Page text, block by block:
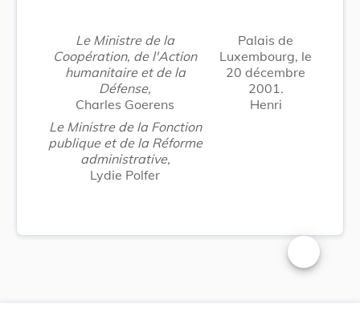
Le Ministre de la
Coopération, de l'Action
humanitaire et de la
Défense,
Charles Goerens
Le Ministre de la Fonction
publique et de la Réforme
administrative,
Lydie Polfer
Palais de
Luxembourg, le
20 décembre
2001.
Henri
Changer la